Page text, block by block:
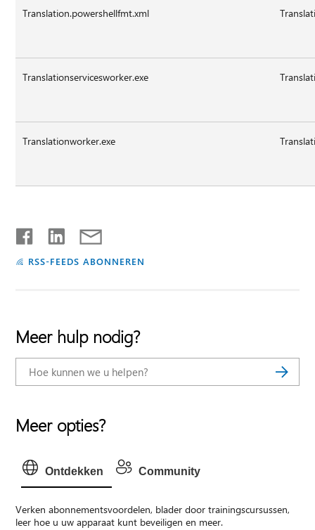
Translation.powershellfmt.xml
Translationservicesworker.exe
Translationworker.exe
RSS-FEEDS ABONNEREN
Meer hulp nodig?
Meer opties?
Ontdekken Community
Verken abonnementsvoordelen, blader door trainingscursussen,
leer hoe u uw apparaat kunt beveiligen en meer.